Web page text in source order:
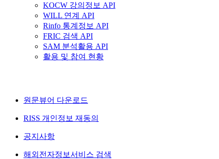
KOCW 강의정보 API
WILL 연계 API
Rinfo 통계정보 API
FRIC 검색 API
SAM 분석활용 API
활용 및 참여 현황
원문뷰어 다운로드
RISS 개인정보 재동의
공지사항
해외전자정보서비스 검색